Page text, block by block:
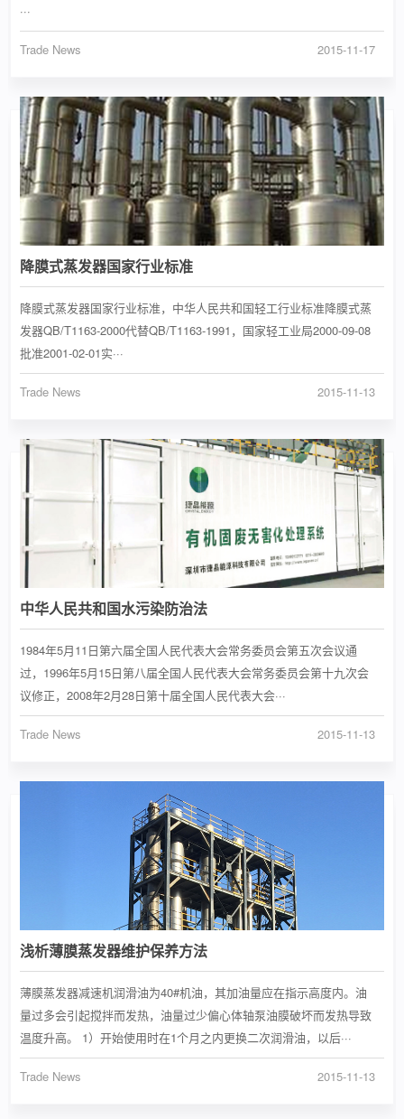
···
Trade News 2015-11-17
降膜式蒸发器国家行业标准
降膜式蒸发器国家行业标准，中华人民共和国轻工行业标准降膜式蒸
发器QB/T1163-2000代替QB/T1163-1991，国家轻工业局2000-09-08
批准2001-02-01实···
Trade News 2015-11-13
中华人民共和国水污染防治法
1984年5月11日第六届全国人民代表大会常务委员会第五次会议通
过，1996年5月15日第八届全国人民代表大会常务委员会第十九次会
议修正，2008年2月28日第十届全国人民代表大会···
Trade News 2015-11-13
浅析薄膜蒸发器维护保养方法
薄膜蒸发器减速机润滑油为40#机油，其加油量应在指示高度内。油
量过多会引起搅拌而发热，油量过少偏心体轴泵油膜破坏而发热导致
温度升高。 1）开始使用时在1个月之内更换二次润滑油，以后···
Trade News 2015-11-13